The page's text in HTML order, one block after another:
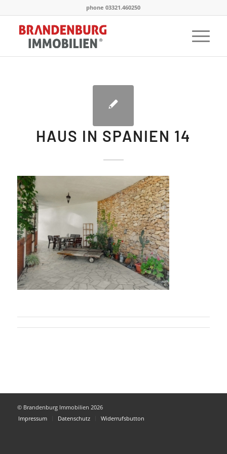
phone 03321.460250
HAUS IN SPANIEN 14
© Brandenburg Immobilien 2026
Impressum
Datenschutz Widerrufsbutton